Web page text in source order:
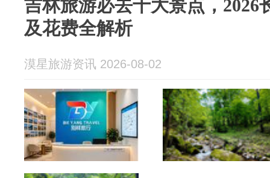
吉林旅游必去十大景点，2026
及花费全解析
漠星旅游资讯 2026-08-02